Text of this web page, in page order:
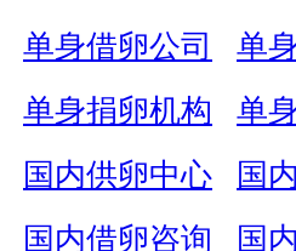
单身借卵公司 单
单身捐卵机构 单
国内供卵中心 国
国内借卵咨询 国